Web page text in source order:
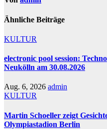
Ähnliche Beiträge
KULTUR
electronic pool session:
Neukölln am 30.08.2026
Aug. 6, 2026 admin
KULTUR
Martin Schoeller zeigt
Olympiastadion Berlin